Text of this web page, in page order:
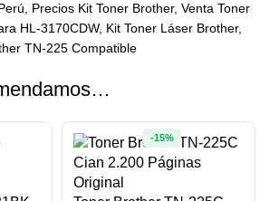
Precios Kit Toner Brother, Venta Toner
HL-3170CDW, Kit Toner Láser Brother,
TN-225 Compatible
-15%